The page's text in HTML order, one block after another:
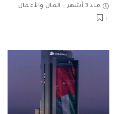
منذ 3 أشهر المال والأعمال